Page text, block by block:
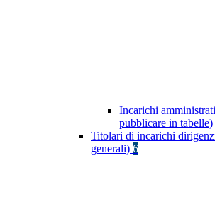
Incarichi
pubblicare in tabelle)
Titolari di incarichi
generali) 6